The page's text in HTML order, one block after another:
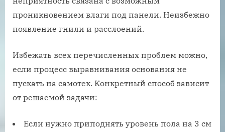
проникновением влаги под панели. Неизбежно
появление гнили и расслоений.
Избежать всех перечисленных проблем можно,
если процесс выравнивания основания не
пускать на самотек. Конкретный способ зависит
от решаемой задачи:
Если нужно приподнять уровень пола на 3 см